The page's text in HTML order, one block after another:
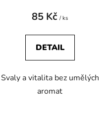
85 Kč/ ks
DETAIL
Svaly a vitalita bez umělých
aromat